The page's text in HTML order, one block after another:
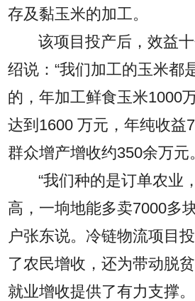
存及黏玉米的加工。
该项目投产后，效益
绍说：“我们加工的玉米都
的，年加工鲜食玉米1000
达到1600 万元，年纯收益
群众增产增收约350余万元
“我们种的是订单农业
高，一垧地能多卖7000多
户张东说。冷链物流项目
了农民增收，还为带动脱
就业增收提供了有力支撑